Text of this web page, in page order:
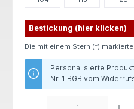
Bestickung (hier klicken)
Die mit einem Stern (*)
Personalisierte
Nr. 1 BGB vom